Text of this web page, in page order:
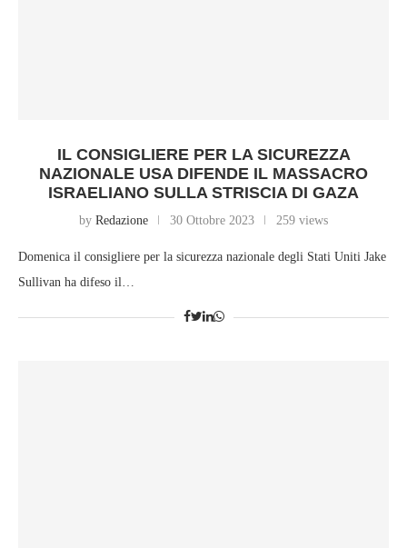
IL CONSIGLIERE PER LA SICUREZZA
NAZIONALE USA DIFENDE IL MASSACRO
ISRAELIANO SULLA STRISCIA DI GAZA
by Redazione 30 Ottobre 2023 259 views
Domenica il consigliere per la sicurezza nazionale degli Stati Uniti Jake
Sullivan ha difeso il…